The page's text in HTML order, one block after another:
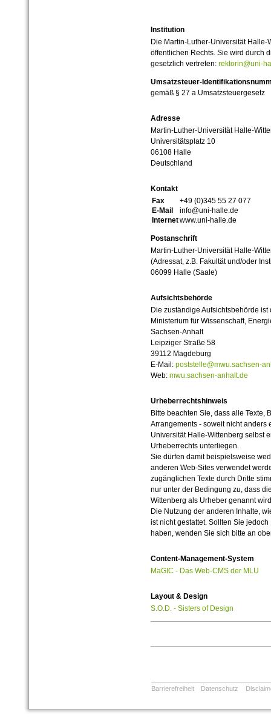
Institution
Die Martin-Luther-Universität
öffentlichen Rechts. Sie wird durch
gesetzlich vertreten: rektorin@uni-
Umsatzsteuer-
gemäß § 27 a Umsatzsteuergesetz
Adresse
Martin-Luther-Universität Halle-
Universitätsplatz 10
06108 Halle
Deutschland
Kontakt
Fax
+49 (0)345 55 27 077
E-Mail
info@uni-halle.de
Internetwww.uni-halle.de
Postanschrift
Martin-Luther-Universität Halle-
(Adressat, z.B. Fakultät und/oder
06099 Halle (Saale)
Aufsichtsbehörde
Die zuständige Aufsichtsbehörde ist
Ministerium für Wissenschaft,
Sachsen-Anhalt
Leipziger Straße 58
39112 Magdeburg
E-Mail: poststelle@mwu.sachsen-
Web: mwu.sachsen-anhalt.de
Urheberrechtshinweis
Bitte beachten Sie, dass alle Texte,
Arrangements - soweit nicht anders
Universität Halle-Wittenberg selbst
Urheberrechts unterliegen.
Sie dürfen damit beispielsweise
anderen Web-Sites verwendet
zugänglichen Texte durch Dritte
nur unter der Bedingung zu, dass
Wittenberg als Urheber genannt
Die Nutzung der anderen Inhalte,
ist nicht gestattet. Sollten Sie
haben, wenden Sie sich bitte an
Content-Management-System
MaGIC - Das Web-CMS der MLU
Layout & Design
S.O.D. - Sisters of Design
Barrierefreiheit Datenschutz